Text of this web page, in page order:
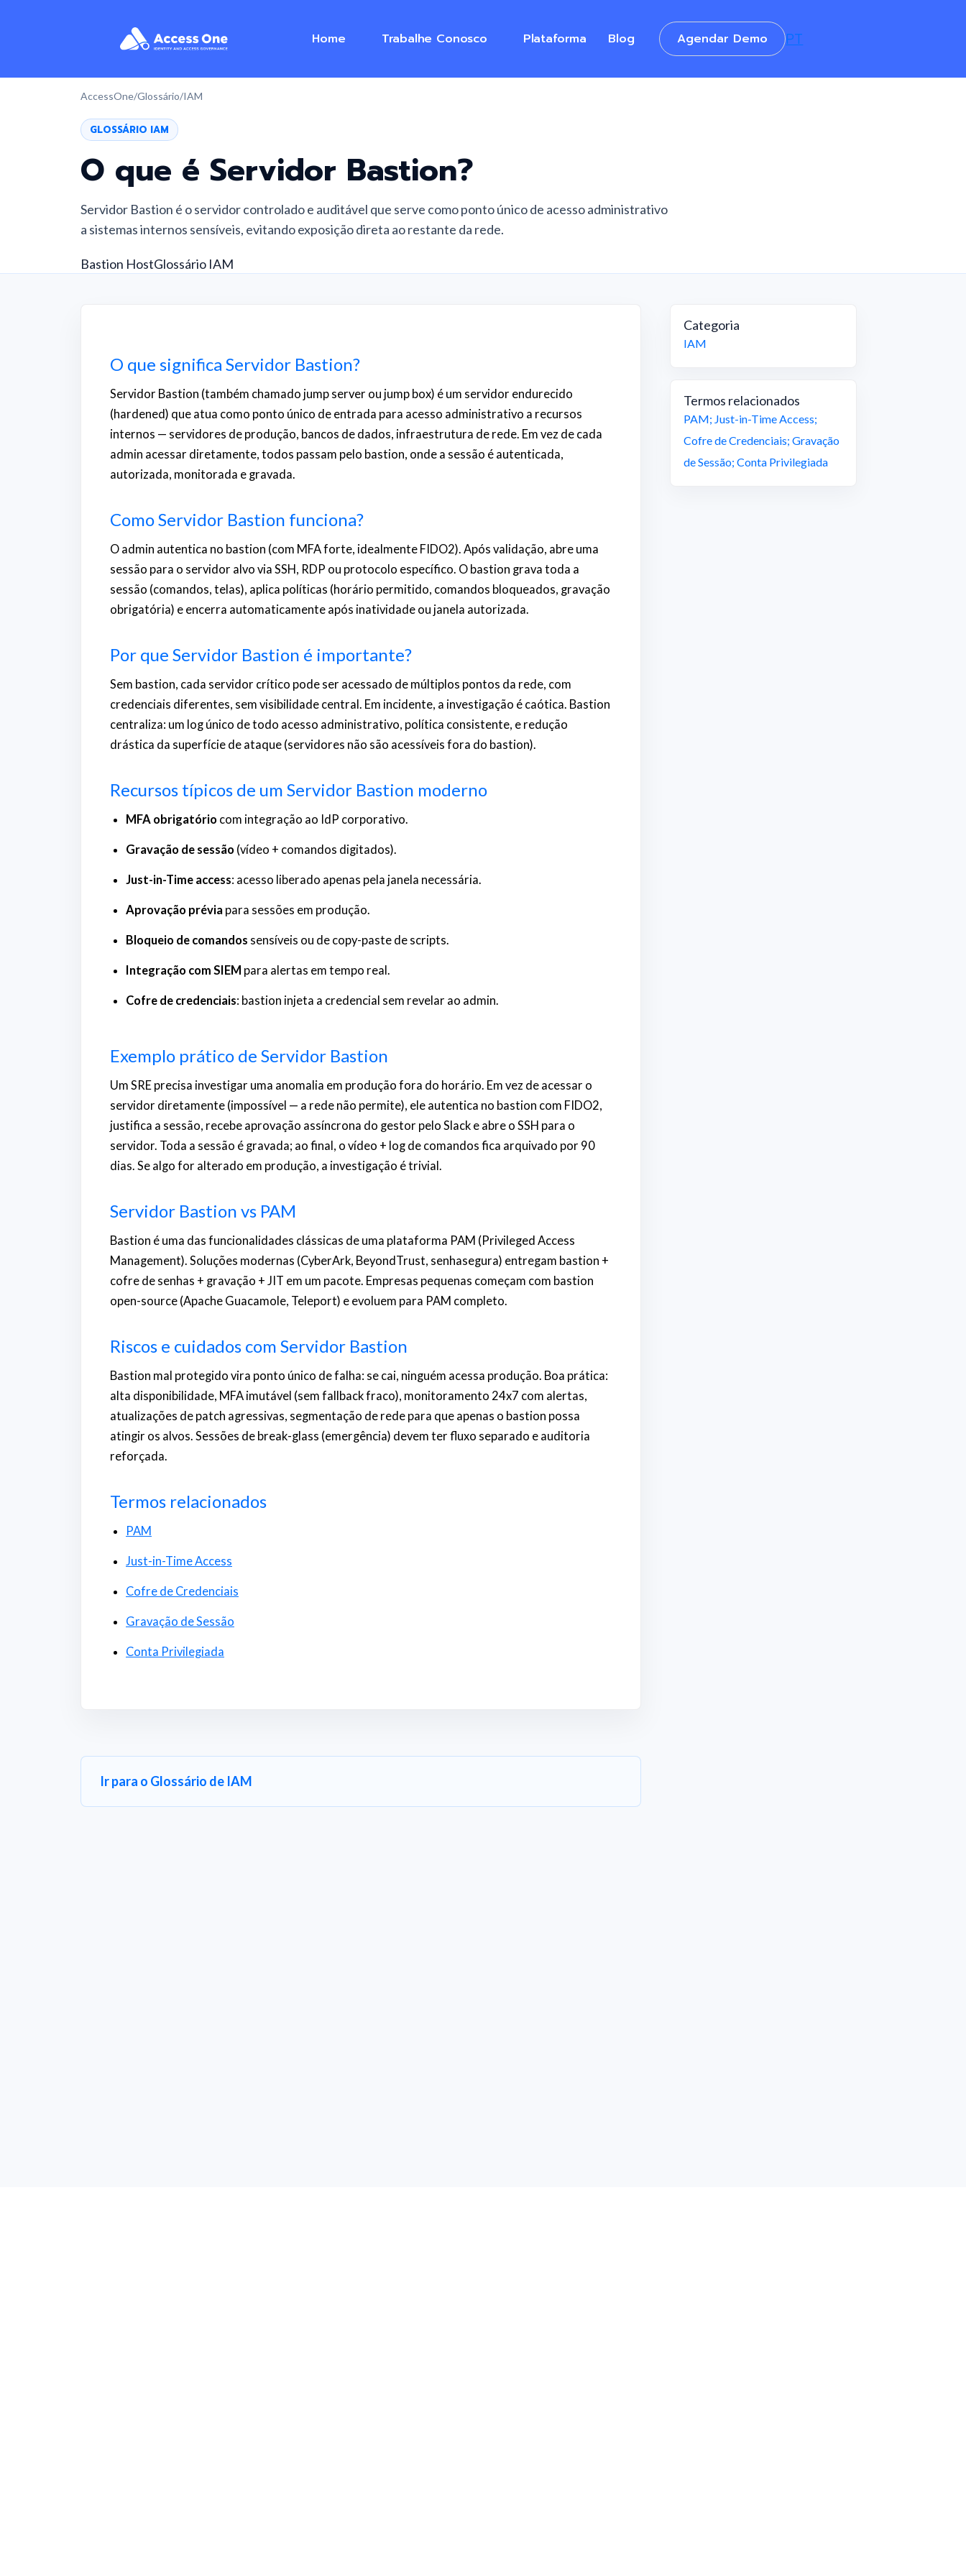
Home Trabalhe Conosco Plataforma Blog Agendar Demo PT
AccessOne/Glossário/IAM
GLOSSÁRIO IAM
O que é Servidor Bastion?
Servidor Bastion é o servidor controlado e auditável que serve como ponto único de acesso administrativo
a sistemas internos sensíveis, evitando exposição direta ao restante da rede.
Bastion HostGlossário IAM
O que significa Servidor Bastion?
Servidor Bastion (também chamado jump server ou jump box) é um servidor endurecido
(hardened) que atua como ponto único de entrada para acesso administrativo a recursos
internos — servidores de produção, bancos de dados, infraestrutura de rede. Em vez de cada
admin acessar diretamente, todos passam pelo bastion, onde a sessão é autenticada,
autorizada, monitorada e gravada.
Como Servidor Bastion funciona?
O admin autentica no bastion (com MFA forte, idealmente FIDO2). Após validação, abre uma
sessão para o servidor alvo via SSH, RDP ou protocolo específico. O bastion grava toda a
sessão (comandos, telas), aplica políticas (horário permitido, comandos bloqueados, gravação
obrigatória) e encerra automaticamente após inatividade ou janela autorizada.
Por que Servidor Bastion é importante?
Sem bastion, cada servidor crítico pode ser acessado de múltiplos pontos da rede, com
credenciais diferentes, sem visibilidade central. Em incidente, a investigação é caótica. Bastion
centraliza: um log único de todo acesso administrativo, política consistente, e redução
drástica da superfície de ataque (servidores não são acessíveis fora do bastion).
Recursos típicos de um Servidor Bastion moderno
MFA obrigatório com integração ao IdP corporativo.
Gravação de sessão (vídeo + comandos digitados).
Just-in-Time access: acesso liberado apenas pela janela necessária.
Aprovação prévia para sessões em produção.
Bloqueio de comandos sensíveis ou de copy-paste de scripts.
Integração com SIEM para alertas em tempo real.
Cofre de credenciais: bastion injeta a credencial sem revelar ao admin.
Exemplo prático de Servidor Bastion
Um SRE precisa investigar uma anomalia em produção fora do horário. Em vez de acessar o
servidor diretamente (impossível — a rede não permite), ele autentica no bastion com FIDO2,
justifica a sessão, recebe aprovação assíncrona do gestor pelo Slack e abre o SSH para o
servidor. Toda a sessão é gravada; ao final, o vídeo + log de comandos fica arquivado por 90
dias. Se algo for alterado em produção, a investigação é trivial.
Servidor Bastion vs PAM
Bastion é uma das funcionalidades clássicas de uma plataforma PAM (Privileged Access
Management). Soluções modernas (CyberArk, BeyondTrust, senhasegura) entregam bastion +
cofre de senhas + gravação + JIT em um pacote. Empresas pequenas começam com bastion
open-source (Apache Guacamole, Teleport) e evoluem para PAM completo.
Riscos e cuidados com Servidor Bastion
Bastion mal protegido vira ponto único de falha: se cai, ninguém acessa produção. Boa prática:
alta disponibilidade, MFA imutável (sem fallback fraco), monitoramento 24x7 com alertas,
atualizações de patch agressivas, segmentação de rede para que apenas o bastion possa
atingir os alvos. Sessões de break-glass (emergência) devem ter fluxo separado e auditoria
reforçada.
Termos relacionados
PAM
Just-in-Time Access
Cofre de Credenciais
Gravação de Sessão
Conta Privilegiada
Categoria
IAM
Termos relacionados
PAM; Just-in-Time Access;
Cofre de Credenciais; Gravação
de Sessão; Conta Privilegiada
Ir para o Glossário de IAM